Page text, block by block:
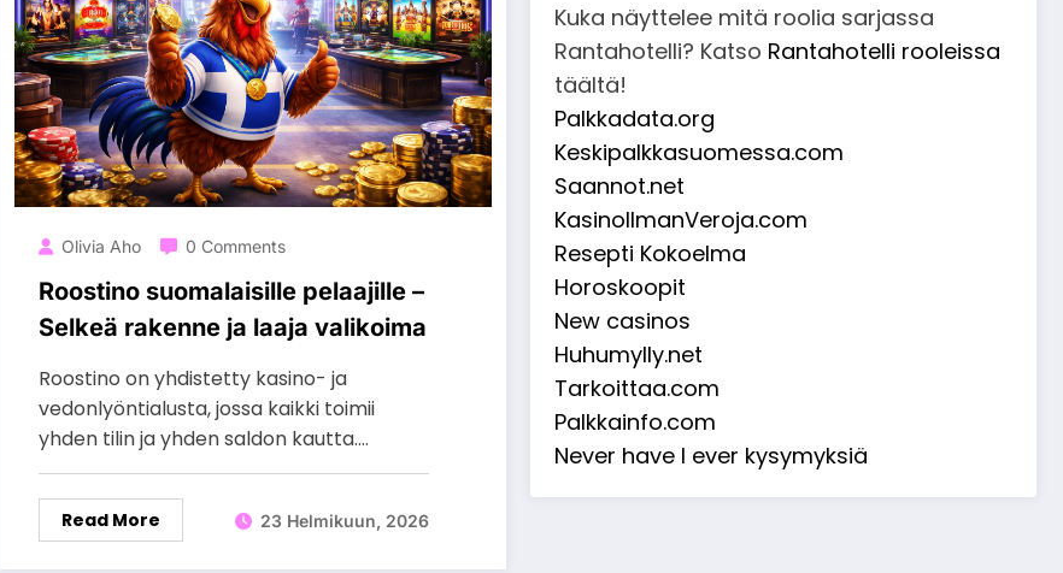
Olivia Aho 0 Comments
Roostino suomalaisille pelaajille –
Selkeä rakenne ja laaja valikoima
Roostino on yhdistetty kasino- ja
vedonlyöntialusta, jossa kaikki toimii
yhden tilin ja yhden saldon kautta.…
Read More 23 Helmikuun, 2026
Kuka näyttelee mitä roolia sarjassa
Rantahotelli? Katso Rantahotelli rooleissa
täältä!
Palkkadata.org
Keskipalkkasuomessa.com
Saannot.net
KasinoIlmanVeroja.com
Resepti Kokoelma
Horoskoopit
New casinos
Huhumylly.net
Tarkoittaa.com
Palkkainfo.com
Never have I ever kysymyksiä